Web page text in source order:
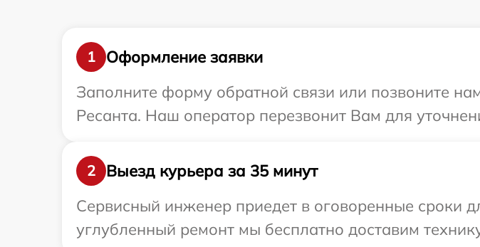
1
Оформление заявки
Заполните форму обратной связи или позвоните
Ресанта. Наш оператор перезвонит Вам для
2
Выезд курьера за 35 минут
Сервисный инженер приедет в оговоренные сроки
углубленный ремонт мы бесплатно доставим